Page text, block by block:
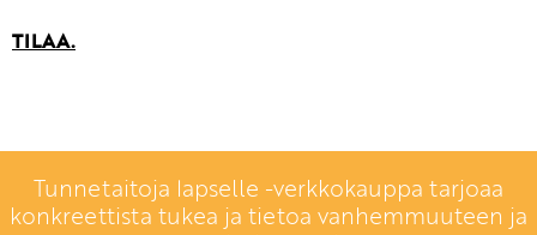
TILAA.
Tunnetaitoja lapselle -verkkokauppa tarjoaa
konkreettista tukea ja tietoa vanhemmuuteen ja